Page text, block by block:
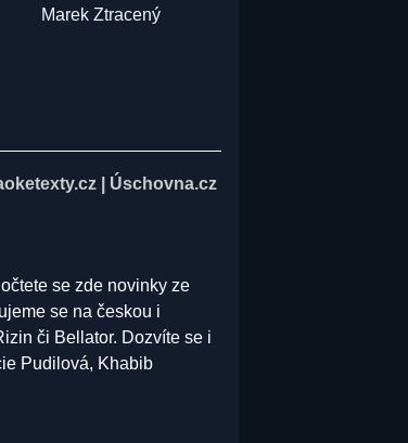
Marek Ztracený
Úschovna.cz
se zde novinky ze
se na českou i
či Bellator. Dozvíte se i
Pudilová, Khabib